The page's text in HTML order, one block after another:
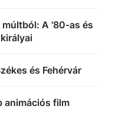
múltból: A '80-as és
és Fehérvár
animációs film